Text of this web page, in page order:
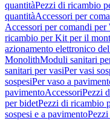
quantitàPezzi di ricambio
quantitàAccessori per
Accessori per comandi per
ricambio per Kit per il
azionamento elettronico
MonolithModuli sanitari
sanitari per vasiPer vasi
sospesiPer vaso a
pavimentoAccessoriPezzi
per bidetPezzi di ricambio
sospesi e a pavimento